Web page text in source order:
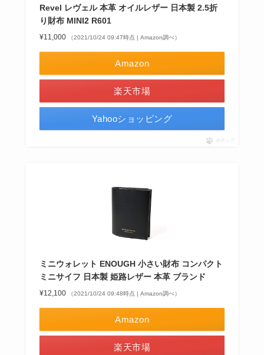
Revel レヴェル 本革 オイルレザー 日本製 2.5折
り財布 MINI2 R601
¥11,000 （2021/10/24 09:47時点 | Amazon調べ）
Amazon
楽天市場
Yahooショッピング
ポチップ
ミニウォレット ENOUGH 小さい財布 コンパクト
ミニサイフ 日本製 姫路レザー 本革 ブランド
¥12,100 （2021/10/24 09:48時点 | Amazon調べ）
Amazon
楽天市場